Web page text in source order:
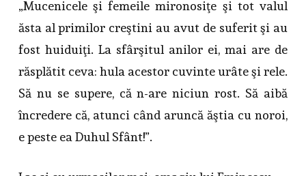
„Mucenicele şi femeile mironosiţe şi tot valul
ăsta al primilor creştini au avut de suferit şi au
fost huiduiţi. La sfârşitul anilor ei, mai are de
răsplătit ceva: hula acestor cuvinte urâte şi rele.
Să nu se supere, că n-are niciun rost. Să aibă
încredere că, atunci când aruncă ăştia cu noroi,
e peste ea Duhul Sfânt!”.